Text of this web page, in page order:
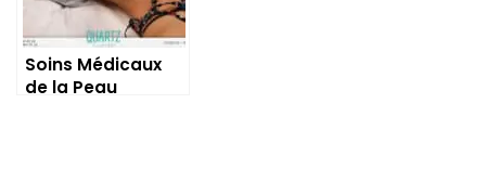
Soins Médicaux
de la Peau